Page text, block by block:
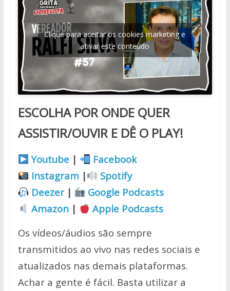
Clique para aceitar os cookies marketing e
ativar este conteúdo
ESCOLHA POR ONDE QUER
ASSISTIR/OUVIR E DÊ O PLAY!
Youtube |
Facebook
Instagram |
Spotify
Deezer|
Google Podcasts
Amazon |
Apple Podcasts
Os vídeos/áudios são sempre
transmitidos ao vivo nas redes sociais e
atualizados nas demais plataformas.
Achar a gente é fácil. Basta utilizar a